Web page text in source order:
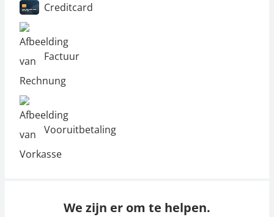
Creditcard
Factuur
Vooruitbetaling
We zijn er om te helpen.